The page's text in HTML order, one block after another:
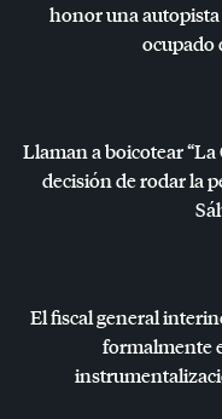
honor una
ocupado
Llaman a boicotear
decisión de rodar la
El fiscal general
formalmente